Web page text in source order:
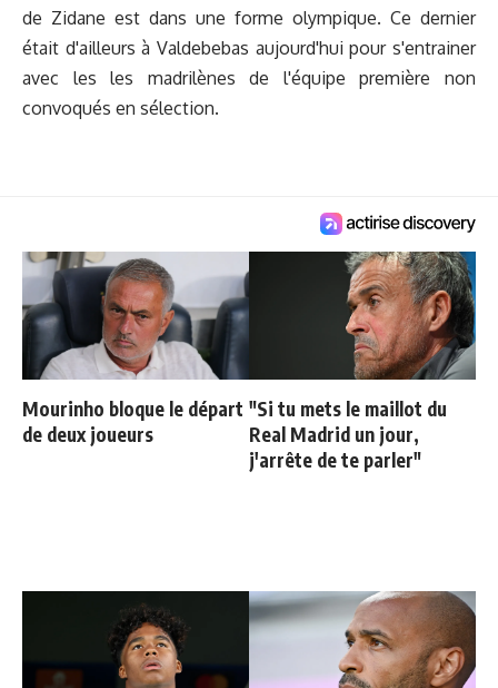
de Zidane est dans une forme olympique. Ce dernier
était d'ailleurs à Valdebebas aujourd'hui pour s'entrainer
avec les les madrilènes de l'équipe première non
convoqués en sélection.
Mourinho bloque le départ
de deux joueurs
"Si tu mets le maillot du
Real Madrid un jour,
j'arrête de te parler"